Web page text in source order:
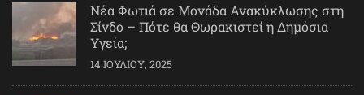
Νέα Φωτιά σε Μονάδα Ανακύκλωσης στη
Σίνδο – Πότε θα Θωρακιστεί η Δημόσια
Υγεία;
14 ΙΟΥΛΊΟΥ, 2025